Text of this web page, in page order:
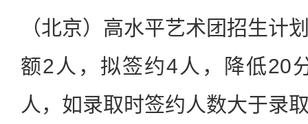
（北京）高水平艺术团招生计
额2人，拟签约4人，降低20
人，如录取时签约人数大于录